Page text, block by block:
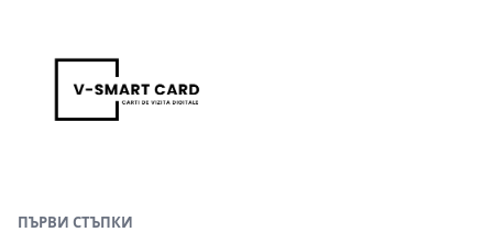
ПЪРВИ СТЪПКИ